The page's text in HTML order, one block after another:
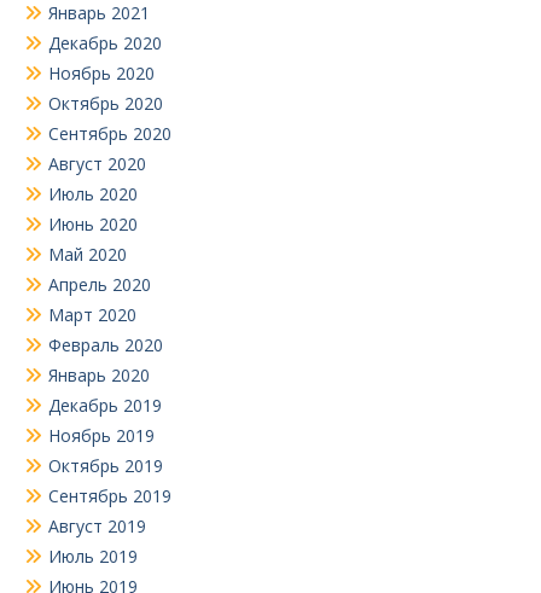
Январь 2021
Декабрь 2020
Ноябрь 2020
Октябрь 2020
Сентябрь 2020
Август 2020
Июль 2020
Июнь 2020
Май 2020
Апрель 2020
Март 2020
Февраль 2020
Январь 2020
Декабрь 2019
Ноябрь 2019
Октябрь 2019
Сентябрь 2019
Август 2019
Июль 2019
Июнь 2019